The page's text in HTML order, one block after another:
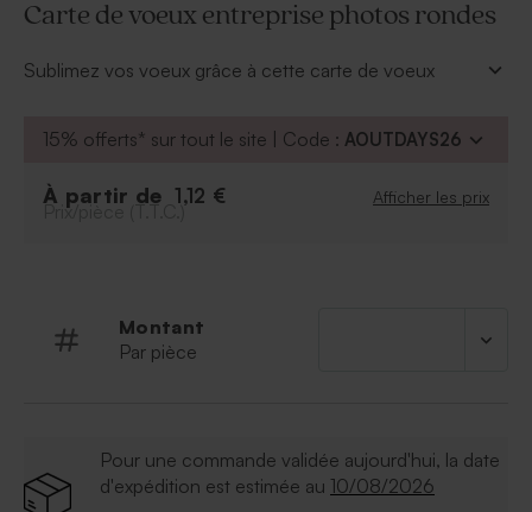
Carte de voeux entreprise photos rondes
Sublimez vos voeux grâce à cette carte de voeux
À personnaliser:
Texte et photos
15% offerts* sur tout le site | Code : AOUTDAYS26
À partir de 1,12 € Afficher les prix
Prix/pièce (T.T.C.)
Montant
Par pièce
Pour une commande validée aujourd'hui, la date
d'expédition est estimée au 10/08/2026